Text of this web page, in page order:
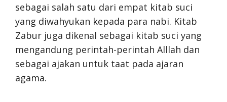
sebagai salah satu dari empat kitab suci
yang diwahyukan kepada para nabi. Kitab
Zabur juga dikenal sebagai kitab suci yang
mengandung perintah-perintah Alllah dan
sebagai ajakan untuk taat pada ajaran
agama.